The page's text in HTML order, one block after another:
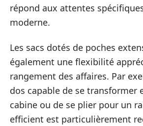
répond aux attentes
moderne.
Les sacs dotés de poches
également une flexibilité
rangement des affaires. Par
dos capable de se transformer
cabine ou de se plier pour un
efficient est particulièrement